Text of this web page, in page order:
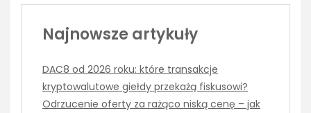
Najnowsze artykuły
DAC8 od 2026 roku: które transakcje
kryptowalutowe giełdy przekażą fiskusowi?
Odrzucenie oferty za rażąco niską cenę – jak